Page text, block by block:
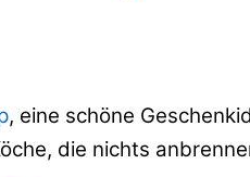
, eine schöne
die nichts